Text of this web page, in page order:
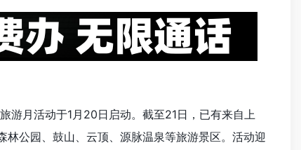
游月活动于1月20日启动。截至21日，已有来自上
公园、鼓山、云顶、源脉温泉等旅游景区。活动迎